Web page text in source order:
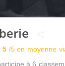
5 /5 en moyenne
à 6